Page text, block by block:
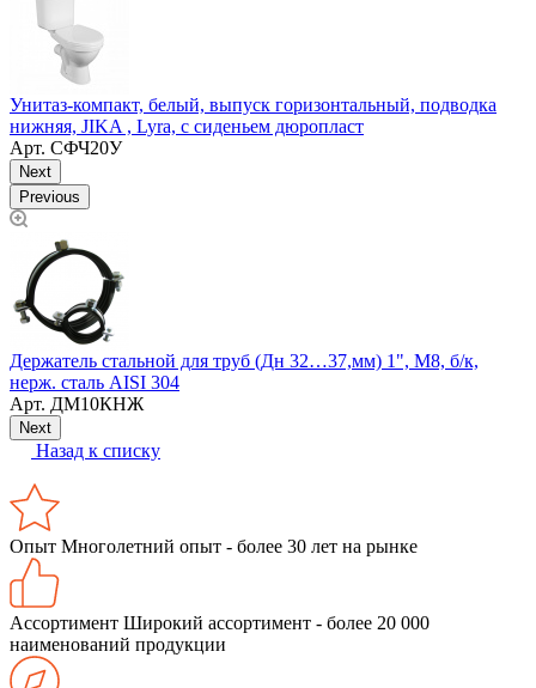
Унитаз-компакт, белый, выпуск горизонтальный, подводка
нижняя, JIKA , Lyra, с сиденьем дюропласт
Арт. СФЧ20У
Next
Previous
Держатель стальной для труб (Дн 32…37,мм) 1", М8, б/к,
нерж. сталь AISI 304
Арт. ДМ10КНЖ
Next
Назад к списку
Опыт Многолетний опыт - более 30 лет на рынке
Ассортимент Широкий ассортимент - более 20 000
наименований продукции